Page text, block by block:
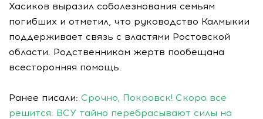
Хасиков выразил соболезнования семьям
погибших и отметил, что руководство Калмыкии
поддерживает связь с властями Ростовской
области. Родственникам жертв пообещана
всесторонняя помощь.
Ранее писали: Срочно, Покровск! Скоро все
решится: ВСУ тайно перебрасывают силы на